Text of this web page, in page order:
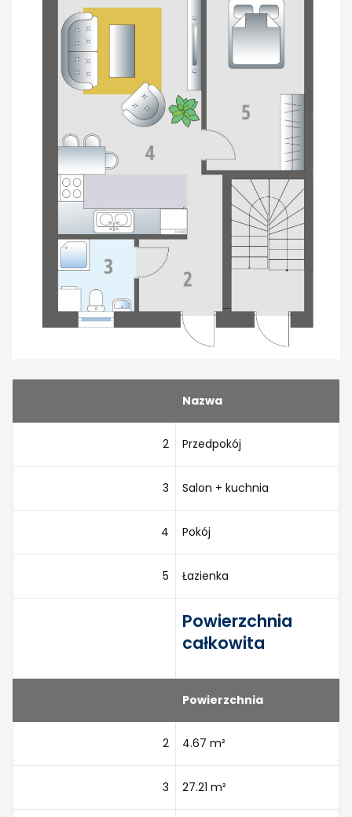
Nazwa
2 Przedpokój
3 Salon + kuchnia
4 Pokój
5 Łazienka
Powierzchnia
całkowita
Powierzchnia
2 4.67 m²
3 27.21 m²